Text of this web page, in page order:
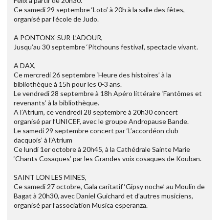
Ce samedi 29 septembre ‘Loto’ à 20h à la salle des fêtes,
organisé par l’école de Judo.
A PONTONX-SUR-L’ADOUR,
Jusqu’au 30 septembre ‘Pitchouns festival’, spectacle vivant.
A DAX,
Ce mercredi 26 septembre ‘Heure des histoires’ à la
bibliothèque à 15h pour les 0-3 ans.
Le vendredi 28 septembre à 18h Apéro littéraire ‘Fantômes et
revenants’ à la bibliothèque.
A l’Atrium, ce vendredi 28 septembre à 20h30 concert
organisé par l’UNICEF, avec le groupe Andropause Bande.
Le samedi 29 septembre concert par ‘L’accordéon club
dacquois’ à l’Atrium
Ce lundi 1er octobre à 20h45, à la Cathédrale Sainte Marie
‘Chants Cosaques’ par les Grandes voix cosaques de Kouban.
SAINT LON LES MINES,
Ce samedi 27 octobre, Gala caritatif ‘Gipsy noche’ au Moulin de
Bagat à 20h30, avec Daniel Guichard et d’autres musiciens,
organisé par l’association Musica esperanza.